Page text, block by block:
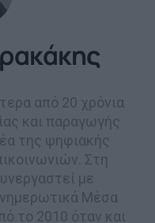
από 20 χρόνια
και παραγωγής
της ψηφιακής
Στη
με
Μέσα
το 2010 όταν και